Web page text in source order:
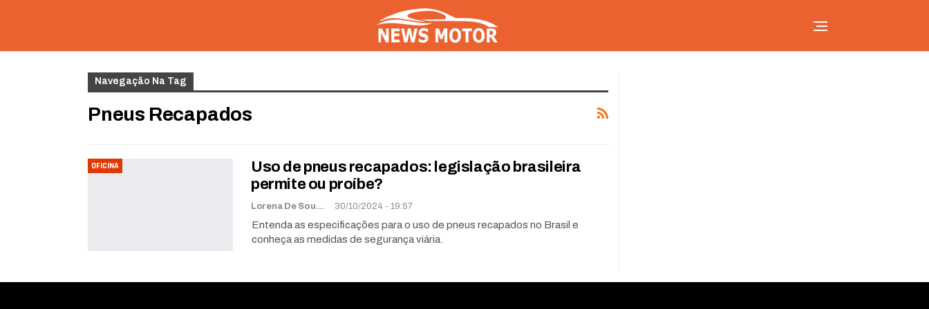
Navegação Na Tag
Pneus Recapados
OFICINA
Uso de pneus recapados: legislação brasileira
permite ou proíbe?
Lorena De Sousa 30/10/2024 - 19:57
Entenda as especificações para o uso de pneus recapados no Brasil e
conheça as medidas de segurança viária.